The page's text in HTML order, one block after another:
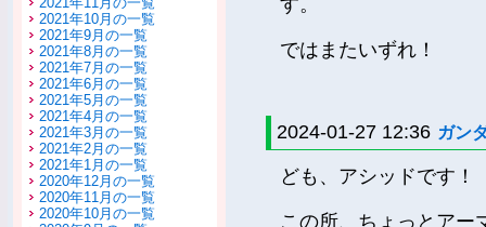
2021年10月の一覧
2021年9月の一覧
2021年8月の一覧
2021年7月の一覧
2021年6月の一覧
2021年5月の一覧
2021年4月の一覧
2021年3月の一覧
2021年2月の一覧
2021年1月の一覧
2020年12月の一覧
2020年11月の一覧
2020年10月の一覧
す。
ではまたいずれ！
2024-01-27 12:36 ガン
ども、アシッドです！
この所、ちょっとアー